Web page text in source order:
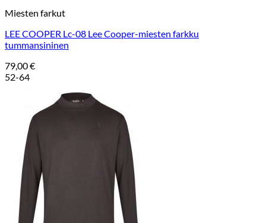
Miesten farkut
LEE COOPER Lc-08 Lee Cooper-miesten farkku
tummansininen
79,00€
52-64